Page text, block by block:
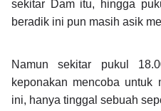
sekitar Dam itu, hingga
beradik ini pun masih asik
Namun sekitar pukul
keponakan mencoba untuk
ini, hanya tinggal sebuah